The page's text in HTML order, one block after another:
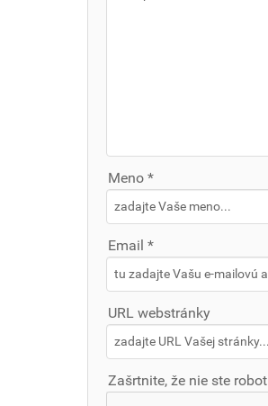
Meno *
Email *
URL webstránky
Zašrtnite, že nie ste robot